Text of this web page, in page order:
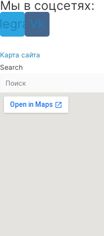
Мы в соцсетях:
Vk
Карта сайта
Search